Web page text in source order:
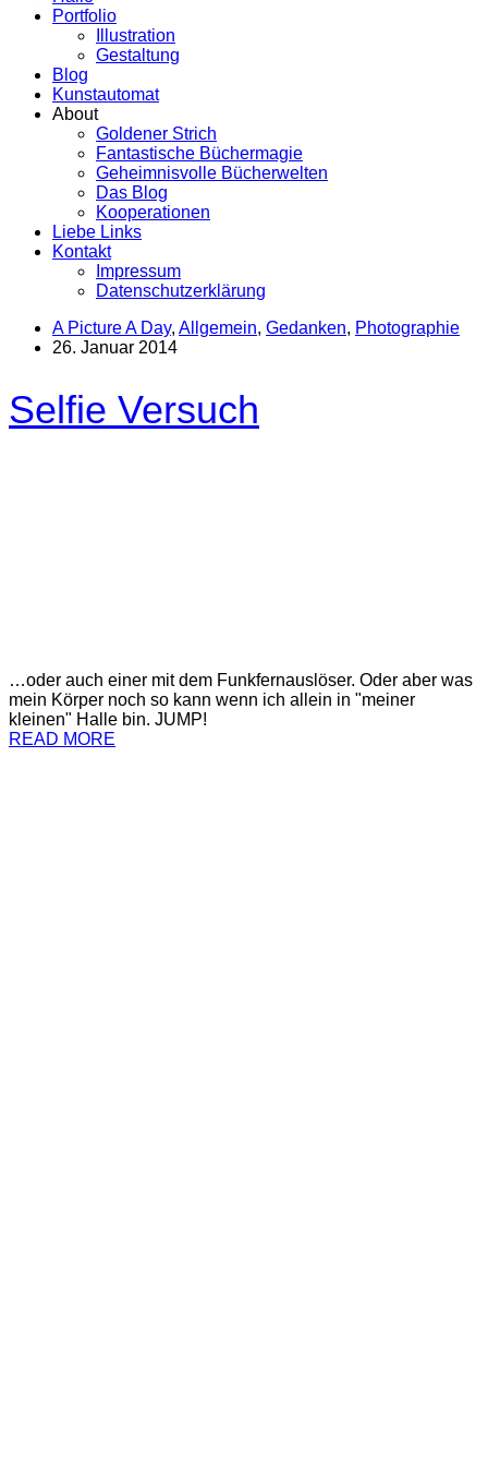
Portfolio
Illustration
Gestaltung
Blog
Kunstautomat
About
Goldener Strich
Fantastische Büchermagie
Geheimnisvolle Bücherwelten
Das Blog
Kooperationen
Liebe Links
Kontakt
Impressum
Datenschutzerklärung
A Picture A Day, Allgemein, Gedanken, Photographie
26. Januar 2014
Selfie Versuch
…oder auch einer mit dem Funkfernauslöser. Oder aber was
mein Körper noch so kann wenn ich allein in "meiner
kleinen" Halle bin. JUMP!
READ MORE